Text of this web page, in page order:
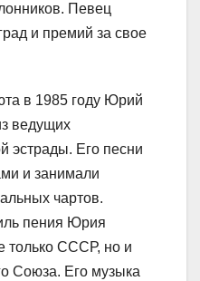
Певец
и премий за свое
в 1985 году Юрий
ведущих
эстрады. Его песни
и занимали
чартов.
пения Юрия
только СССР, но и
Союза. Его музыка